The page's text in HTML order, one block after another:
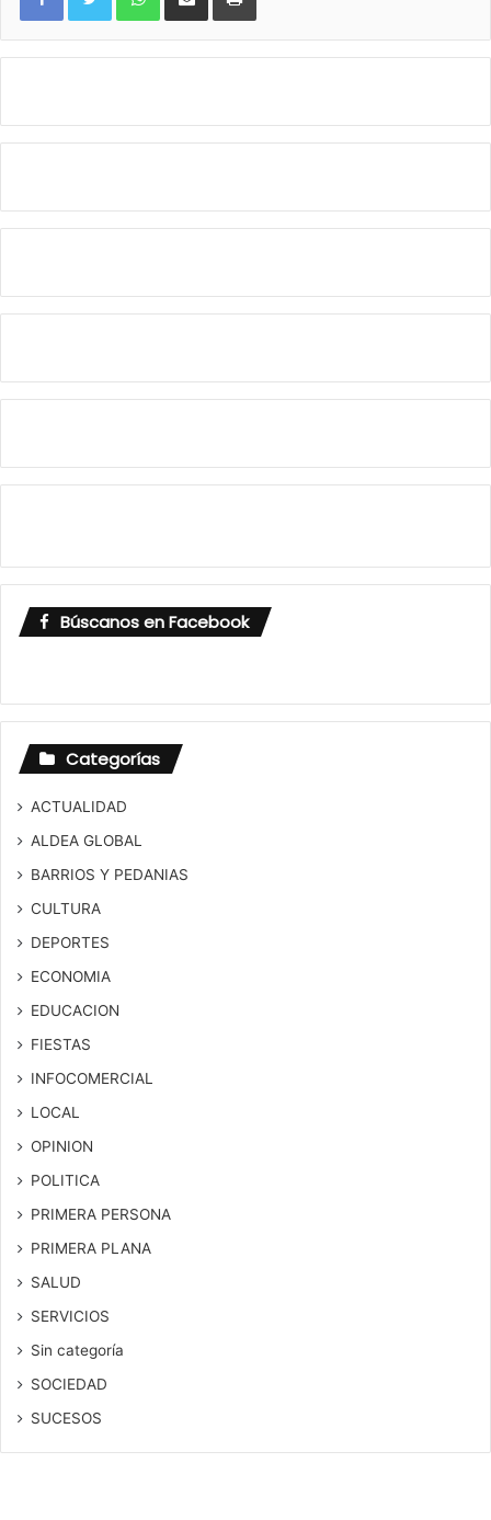
Búscanos en Facebook
Categorías
ACTUALIDAD
ALDEA GLOBAL
BARRIOS Y PEDANIAS
CULTURA
DEPORTES
ECONOMIA
EDUCACION
FIESTAS
INFOCOMERCIAL
LOCAL
OPINION
POLITICA
PRIMERA PERSONA
PRIMERA PLANA
SALUD
SERVICIOS
Sin categoría
SOCIEDAD
SUCESOS